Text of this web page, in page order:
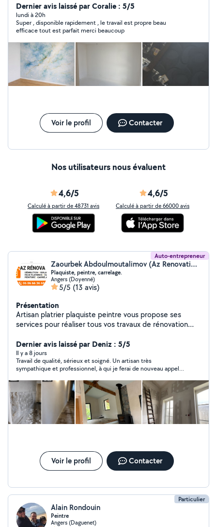
préparation des surfaces (ponçage, rebouchage,
application de sous-couche). Application soignée de
peintures, vernis et revêtements selon les normes de
qualité. Connaissance des différents types de
peintures, enduits et finitions. Mes compétences: Sens
du détail et de la précision pour garantir un travail de
qualité. Bonne organisation et respect des délais.
Capacité à travailler en équipe ou de manière
indépendante.
Dernier avis laissé par Coralie : 5/5
lundi à 20h
Super , disponible rapidement , le travail est propre beau
efficace tout est parfait merci beaucoup
Voir le profil Contacter
Nos utilisateurs nous évaluent
4,6/5
Calculé à partir de 48731 avis
4,6/5
Calculé à partir de 66000 avis
Auto-entrepreneur
Zaourbek Abdoulmoutalimov (Az Renovation)
Plaquiste, peintre, carrelage.
Angers (Doyenné)
5/5 (13 avis)
Présentation
Artisan platrier plaquiste peintre vous propose ses
services pour réaliser tous vos travaux de rénovation
Faux Plafonds Enduit Rattisage Raccord de platre
Peinture intérieur, extérieur Toute type Revêtement de
sol Carrelage
Dernier avis laissé par Deniz : 5/5
Il y a 8 jours
Travail de qualité, sérieux et soigné. Un artisan très
sympathique et professionnel, à qui je ferai de nouveau appel
Voir le profil Contacter
Particulier
Alain Rondouin
Peintre
Angers (Daguenet)